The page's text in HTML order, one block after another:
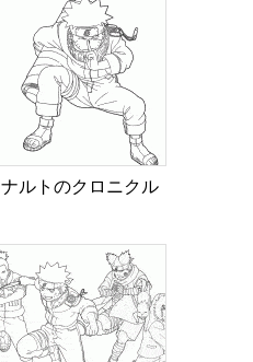
ナルトのクロニクル